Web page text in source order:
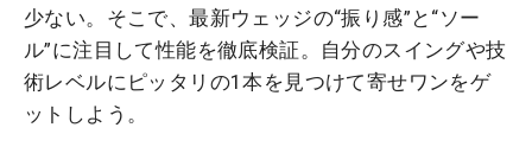
少ない。そこで、最新ウェッジの“振り感”と“ソー
ル”に注目して性能を徹底検証。自分のスイングや技
術レベルにピッタリの1本を見つけて寄せワンをゲ
ットしよう。